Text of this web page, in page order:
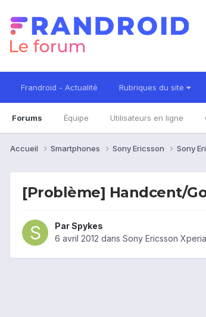
Frandroid - Actualité Rubriques du site
Forums Équipe Utilisateurs en ligne
Accueil Smartphones Sony Ericsson Sony
[Problème] Handcent/
ParSpykes
6 avril 2012 dans Sony Ericsson